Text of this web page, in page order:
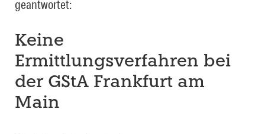
geantwortet:
Keine
Ermittlungsverfahren bei
der GStA Frankfurt am
Main